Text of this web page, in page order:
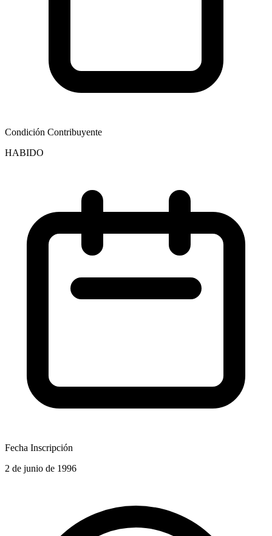
Condición Contribuyente
HABIDO
Fecha Inscripción
2 de junio de 1996